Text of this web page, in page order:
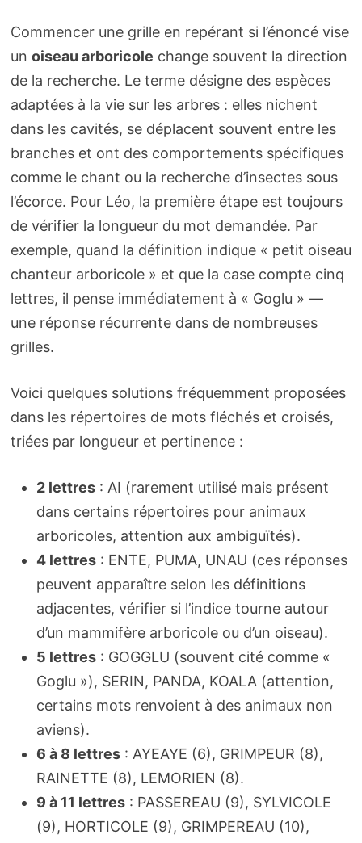
Commencer une grille en repérant si l’énoncé vise
un oiseau arboricole change souvent la direction
de la recherche. Le terme désigne des espèces
adaptées à la vie sur les arbres : elles nichent
dans les cavités, se déplacent souvent entre les
branches et ont des comportements spécifiques
comme le chant ou la recherche d’insectes sous
l’écorce. Pour Léo, la première étape est toujours
de vérifier la longueur du mot demandée. Par
exemple, quand la définition indique « petit oiseau
chanteur arboricole » et que la case compte cinq
lettres, il pense immédiatement à « Goglu » —
une réponse récurrente dans de nombreuses
grilles.
Voici quelques solutions fréquemment proposées
dans les répertoires de mots fléchés et croisés,
triées par longueur et pertinence :
2 lettres: AI (rarement utilisé mais présent
dans certains répertoires pour animaux
arboricoles, attention aux ambiguïtés).
4 lettres: ENTE, PUMA, UNAU (ces réponses
peuvent apparaître selon les définitions
adjacentes, vérifier si l’indice tourne autour
d’un mammifère arboricole ou d’un oiseau).
5 lettres: GOGGLU (souvent cité comme «
Goglu »), SERIN, PANDA, KOALA (attention,
certains mots renvoient à des animaux non
aviens).
6 à 8 lettres: AYEAYE (6), GRIMPEUR (8),
RAINETTE (8), LEMORIEN (8).
9 à 11 lettres: PASSEREAU (9), SYLVICOLE
(9), HORTICOLE (9), GRIMPEREAU (10),